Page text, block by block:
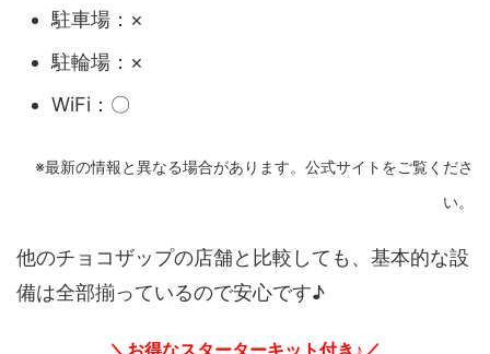
駐車場：×
駐輪場：×
WiFi：〇
※最新の情報と異なる場合があります。公式サイトをご覧くださ
い。
他のチョコザップの店舗と比較しても、基本的な設
備は全部揃っているので安心です♪
＼お得なスターターキット付き♪／